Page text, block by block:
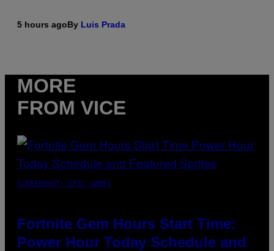
5 hours agoBy Luis Prada
MORE
FROM VICE
SCREENSHOT: EPIC GAMES
Fortnite Gem Hours Start Time:
Power Hour Today Schedule and